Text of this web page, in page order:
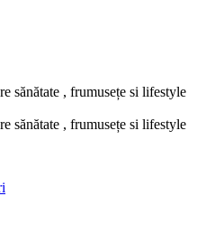
sănătate , frumusețe si lifestyle
sănătate , frumusețe si lifestyle